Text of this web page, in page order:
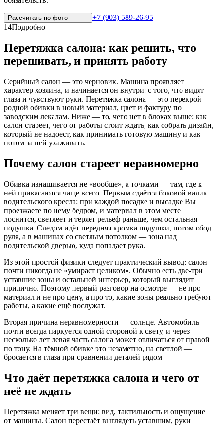
Рассчитать по фото
+7 (903) 589-26-95
14Подробно
Перетяжка салона: как решить, что
перешивать, и принять работу
Серийный салон — это черновик. Машина проявляет
характер хозяина, и начинается он внутри: с того, что видят
глаза и чувствуют руки. Перетяжка салона — это перекрой
родной обивки в новый материал, цвет и фактуру по
заводским лекалам. Ниже — то, чего нет в блоках выше: как
салон стареет, чего от работы стоит ждать, как собрать дизайн,
который не надоест, как принимать готовую машину и как
потом за ней ухаживать.
Почему салон стареет неравномерно
Обивка изнашивается не «вообще», а точками — там, где к
ней прикасаются чаще всего. Первым сдаётся боковой валик
водительского кресла: при каждой посадке и высадке Вы
проезжаете по нему бедром, и материал в этом месте
лоснится, светлеет и теряет рельеф раньше, чем остальная
подушка. Следом идёт передняя кромка подушки, потом обод
руля, а в машинах со светлым потолком — зона над
водительской дверью, куда попадает рука.
Из этой простой физики следует практический вывод: салон
почти никогда не «умирает целиком». Обычно есть две-три
уставшие зоны и остальной интерьер, который выглядит
прилично. Поэтому первый разговор на осмотре — не про
материал и не про цену, а про то, какие зоны реально требуют
работы, а какие ещё послужат.
Вторая причина неравномерности — солнце. Автомобиль
почти всегда паркуется одной стороной к свету, и через
несколько лет левая часть салона может отличаться от правой
по тону. На тёмной обивке это незаметно, на светлой —
бросается в глаза при сравнении деталей рядом.
Что даёт перетяжка салона и чего от
неё не ждать
Перетяжка меняет три вещи: вид, тактильность и ощущение
от машины. Салон перестаёт выглядеть уставшим, руки